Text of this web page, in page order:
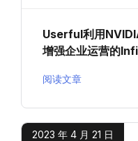
Userful利用
增强企业运营的
阅读文章
2023 年 4 月 21 日